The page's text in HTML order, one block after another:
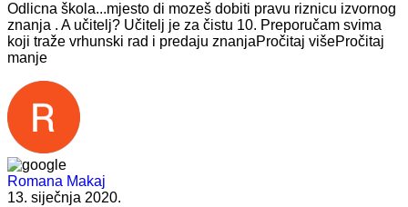
Odlicna škola...mjesto di mozeš dobiti pravu riznicu izvornog
znanja . A učitelj? Učitelj je za čistu 10. Preporučam svima
koji traže vrhunski rad i predaju znanjaPročitaj višePročitaj
manje
Romana Makaj
13. siječnja 2020.